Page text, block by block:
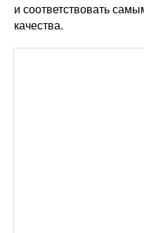
и соответствовать
качества.